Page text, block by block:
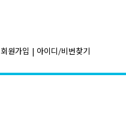
회원가입 | 아이디/비번찾기